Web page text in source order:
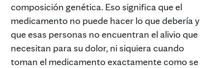
composición genética. Eso significa que el
medicamento no puede hacer lo que debería y
que esas personas no encuentran el alivio que
necesitan para su dolor, ni siquiera cuando
toman el medicamento exactamente como se